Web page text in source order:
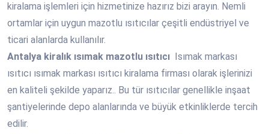
kiralama işlemleri için hizmetinize hazırız bizi arayın. Nemli
ortamlar için uygun mazotlu ısıtıcılar çeşitli endüstriyel ve
ticari alanlarda kullanılır.
Antalya kiralık ısımak mazotlu ısıtıcı
Isımak markası
ısıtıcı ısımak markası ısıtıcı kiralama firması olarak işlerinizi
en kaliteli şekilde yaparız.. Bu tür ısıtıcılar genellikle inşaat
şantiyelerinde depo alanlarında ve büyük etkinliklerde tercih
edilir.